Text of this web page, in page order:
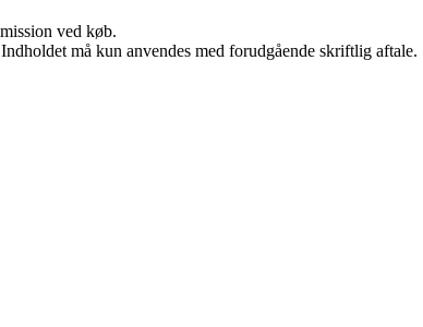
ved køb.
må kun anvendes med forudgående skriftlig aftale.